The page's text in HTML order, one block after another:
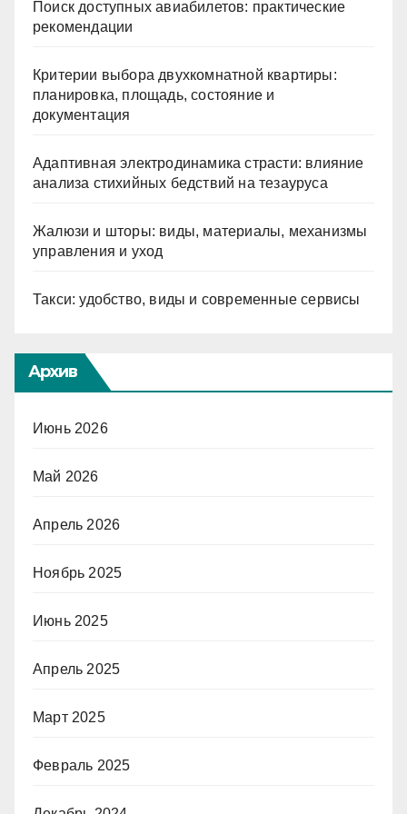
Поиск доступных авиабилетов: практические
рекомендации
Критерии выбора двухкомнатной квартиры:
планировка, площадь, состояние и
документация
Адаптивная электродинамика страсти: влияние
анализа стихийных бедствий на тезауруса
Жалюзи и шторы: виды, материалы, механизмы
управления и уход
Такси: удобство, виды и современные сервисы
Архив
Июнь 2026
Май 2026
Апрель 2026
Ноябрь 2025
Июнь 2025
Апрель 2025
Март 2025
Февраль 2025